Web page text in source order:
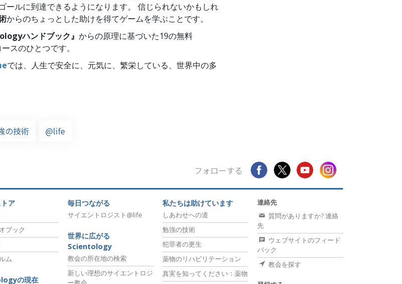
ールに到達できるようになります。 信じられないかもしれ
からのちょっとした助けを得てゲームを学ぶことです。
ハンドブック』 からの原理に基づいた19の無料
スのひとつです。
では、人生で安全に、元気に、繁栄している、世界中の多
の技術 @life
フォローする
ア
ブック
ム
の現在
毎日つながる
サイエントロジスト@life
世界に広がる
Scientology
教会の所在地の検索
新しい理想のサイエントロジ
私たちは助けています
しあわせへの道
勉強の技術
犯罪者の更生
薬物のリハビリテーション
真実を知ってください：薬物
連絡先
質問がありますか? 連絡
先
ウェブサイトのフィード
バック
教会を探す